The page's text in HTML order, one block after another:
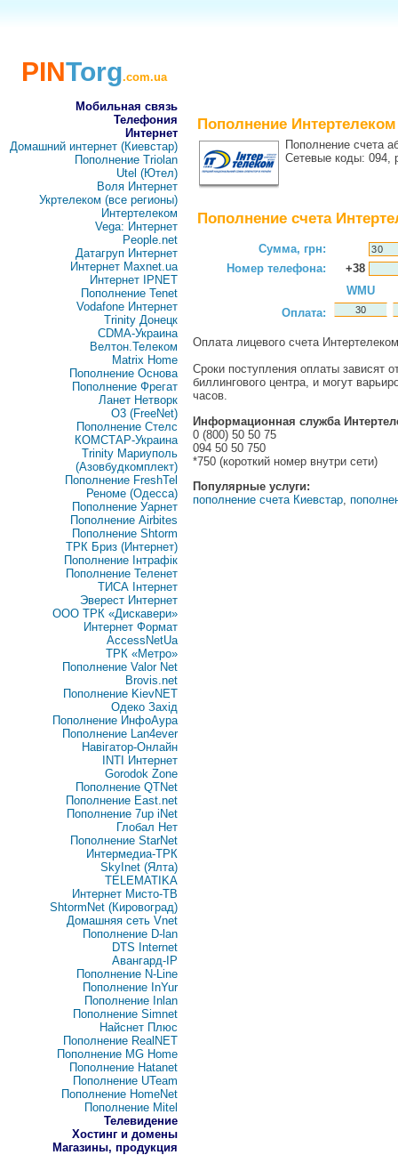
PINTorg.com.ua
Мобильная связь
Телефония
Интернет
Домашний интернет (Киевстар)
Пополнение Triolan
Utel (Ютел)
Воля Интернет
Укртелеком (все регионы)
Интертелеком
Vega: Интернет
People.net
Датагруп Интернет
Интернет Maxnet.ua
Интернет IPNET
Пополнение Tenet
Vodafone Интернет
Trinity Донецк
CDMA-Украина
Велтон.Телеком
Matrix Home
Пополнение Основа
Пополнение Фрегат
Ланет Нетворк
O3 (FreeNet)
Пополнение Стелс
КОМСТАР-Украина
Trinity Мариуполь
(Азовбудкомплект)
Пополнение FreshTel
Реноме (Одесса)
Пополнение Уарнет
Пополнение Airbites
Пополнение Shtorm
ТРК Бриз (Интернет)
Пополнение Інтрафік
Пополнение Теленет
ТИСА Інтернет
Эверест Интернет
ООО ТРК «Дискавери»
Интернет Формат
AccessNetUa
ТРК «Метро»
Пополнение Valor Net
Brovis.net
Пополнение KievNET
Одеко Захід
Пополнение ИнфоАура
Пополнение Lan4ever
Навігатор-Онлайн
INTI Интернет
Gorodok Zone
Пополнение QTNet
Пополнение East.net
Пополнение 7up iNet
Глобал Нет
Пополнение StarNet
Интермедиа-ТРК
SkyInet (Ялта)
TELEMATIKA
Интернет Мисто-ТВ
ShtormNet (Кировоград)
Домашняя сеть Vnet
Пополнение D-lan
DTS Internet
Авангард-IP
Пополнение N-Line
Пополнение InYur
Пополнение Inlan
Пополнение Simnet
Найснет Плюс
Пополнение RealNET
Пополнение MG Home
Пополнение Hatanet
Пополнение UTeam
Пополнение HomeNet
Пополнение Mitel
Телевидение
Хостинг и домены
Магазины, продукция
Пополнение Интертелеком
Пополнение счета
Сетевые коды: 094,
Пополнение счета
Сумма, грн:
Номер телефона:
+38
Оплата:
WMU
Оплата лицевого счета
Сроки поступления оплаты зависят
биллингового центра, и могут
часов.
Информационная служба
0 (800) 50 50 75
094 50 50 750
*750 (короткий номер внутри сети)
Популярные услуги:
пополнение счета Киевстар